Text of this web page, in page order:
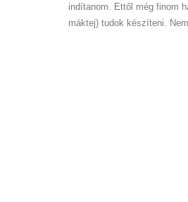
indítanom. Ettől még finom
máktej) tudok készíteni.